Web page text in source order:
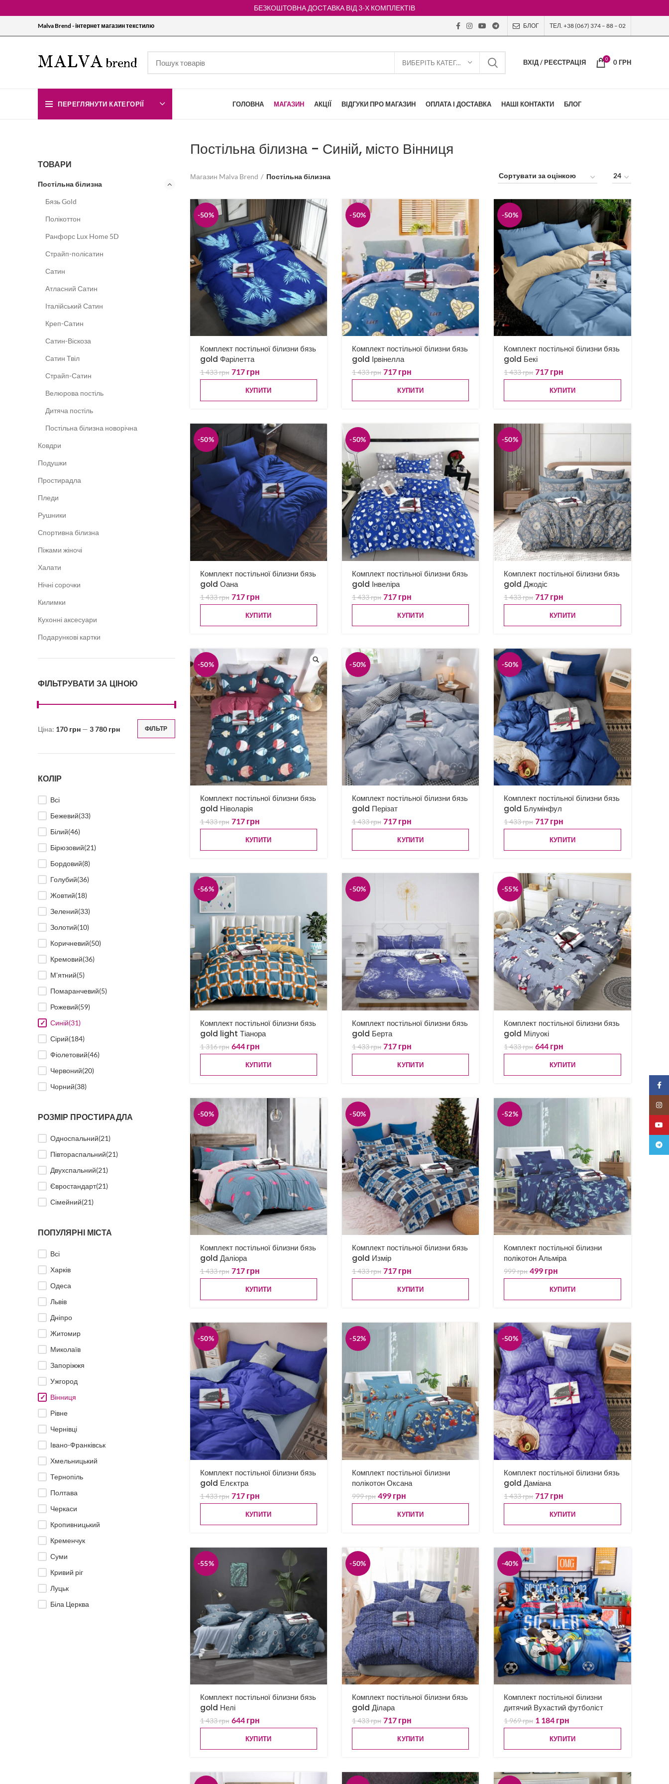
БЕЗКОШТОВНА ДОСТАВКА ВІД 3-Х КОМПЛЕКТІВ
Malva Brend - інтернет магазин текстилю БЛОГ ТЕЛ. +38 (067) 374 – 88 – 02
ВИБЕРІТЬ КАТЕГОРІЮ ВХІД / РЕЄСТРАЦІЯ 0 0ГРН
ПЕРЕГЛЯНУТИ КАТЕГОРІЇ ГОЛОВНА МАГАЗИН АКЦІЇ ВІДГУКИ ПРО МАГАЗИН ОПЛАТА І ДОСТАВКА НАШІ КОНТАКТИ БЛОГ
ТОВАРИ
Постільна білизна
Бязь Gold
Полікоттон
Ранфорс Lux Home 5D
Страйп-полісатин
Сатин
Атласний Сатин
Італійський Сатин
Креп-Сатин
Сатин-Віскоза
Сатин Твіл
Страйп-Сатин
Велюрова постіль
Дитяча постіль
Постільна білизна новорічна
Ковдри
Подушки
Простирадла
Пледи
Рушники
Спортивна білизна
Піжами жіночі
Халати
Нічні сорочки
Килимки
Кухонні аксесуари
Подарункові картки
ФІЛЬТРУВАТИ ЗА ЦІНОЮ
Мінімальна
Найбільша
ФІЛЬТР
Ціна: 170 грн — 3 780 грн
КОЛІР
Всі
Бежевий(33)
Білий(46)
Бірюзовий(21)
Бордовий(8)
Голубий(36)
Жовтий(18)
Зелений(33)
Золотий(10)
Коричневий(50)
Кремовий(36)
М'ятний(5)
Помаранчевий(5)
Рожевий(59)
Синій(31)
Сірий(184)
Фіолетовий(46)
Червоний(20)
Чорний(38)
РОЗМІР ПРОСТИРАДЛА
Односпальний(21)
Півтораспальний(21)
Двухспальний(21)
Євростандарт(21)
Сімейний(21)
ПОПУЛЯРНІ МІСТА
Всі
Харків
Одеса
Львів
Дніпро
Житомир
Миколаїв
Запоріжжя
Ужгород
Вінниця
Рівне
Чернівці
Івано-Франківськ
Хмельницький
Тернопіль
Полтава
Черкаси
Кропивницький
Кременчук
Суми
Кривий ріг
Луцьк
Біла Церква
Постільна білизна - Синій, місто Вінниця
Магазин Malva Brend Постільна білизна
-50%
Комплект постільної білизни бязь
gold Фарілетта
1 433грн 717 грн
КУПИТИ
-50%
Комплект постільної білизни бязь
gold Ірвінелла
1 433грн 717 грн
КУПИТИ
-50%
Комплект постільної білизни бязь
gold Бекі
1 433грн 717 грн
КУПИТИ
-50%
Комплект постільної білизни бязь
gold Оана
1 433грн 717 грн
КУПИТИ
-50%
Комплект постільної білизни бязь
gold Інвеліра
1 433грн 717 грн
КУПИТИ
-50%
Комплект постільної білизни бязь
gold Джодіс
1 433грн 717 грн
КУПИТИ
-50%
Комплект постільної білизни бязь
gold Ніволарія
1 433грн 717 грн
КУПИТИ
-50%
Комплект постільної білизни бязь
gold Перізат
1 433грн 717 грн
КУПИТИ
-50%
Комплект постільної білизни бязь
gold Блумінфул
1 433грн 717 грн
КУПИТИ
-56%
Комплект постільної білизни бязь
gold light Тіанора
1 316грн 644 грн
КУПИТИ
-50%
Комплект постільної білизни бязь
gold Берта
1 433грн 717 грн
КУПИТИ
-55%
Комплект постільної білизни бязь
gold Мілуокі
1 433грн 644 грн
КУПИТИ
-50%
Комплект постільної білизни бязь
gold Даліора
1 433грн 717 грн
КУПИТИ
-50%
Комплект постільної білизни бязь
gold Измір
1 433грн 717 грн
КУПИТИ
-52%
Комплект постільної білизни
полікотон Альміра
999грн 499 грн
КУПИТИ
-50%
Комплект постільної білизни бязь
gold Елєктра
1 433грн 717 грн
КУПИТИ
-52%
Комплект постільної білизни
полікотон Оксана
999грн 499 грн
КУПИТИ
-50%
Комплект постільної білизни бязь
gold Даміана
1 433грн 717 грн
КУПИТИ
-55%
Комплект постільної білизни бязь
gold Нелі
1 433грн 644 грн
КУПИТИ
-50%
Комплект постільної білизни бязь
gold Ділара
1 433грн 717 грн
КУПИТИ
-40%
Комплект постільної білизни
дитячий Вухастий футболіст
1 969грн 1 184 грн
КУПИТИ